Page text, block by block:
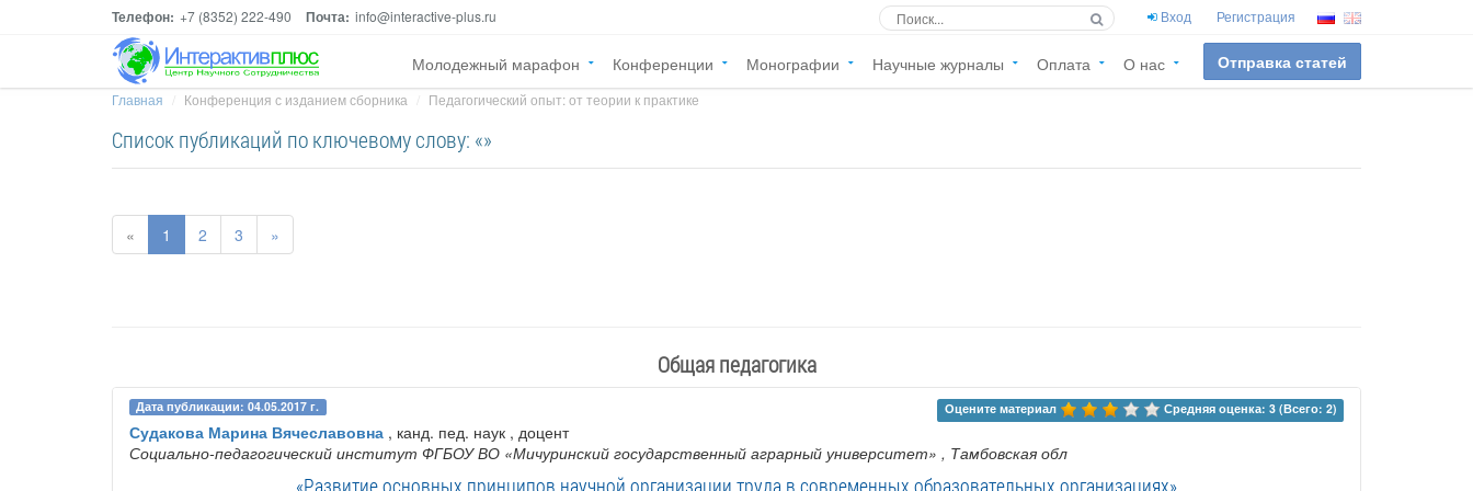
Телефон: +7 (8352) 222-490 Почта: info@interactive-plus.ru Вход Регистрация
Молодежный марафон Конференции Монографии Научные журналы Оплата О нас Отправка статей
Главная Конференция с изданием сборника Педагогический опыт: от теории к практике
Список публикаций по ключевому слову: «»
« 1 2 3 »
Общая педагогика
Дата публикации: 04.05.2017 г. Оцените материал Средняя оценка: 3 (Всего: 2)
Судакова Марина Вячеславовна , канд. пед. наук , доцент
Социально-педагогический институт ФГБОУ ВО «Мичуринский государственный аграрный университет» , Тамбовская обл